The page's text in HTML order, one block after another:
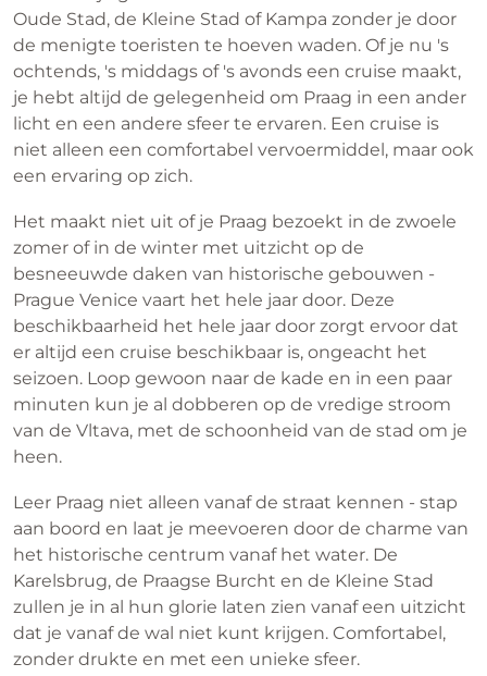
Oude Stad, de Kleine Stad of Kampa zonder je door
de menigte toeristen te hoeven waden. Of je nu 's
ochtends, 's middags of 's avonds een cruise maakt,
je hebt altijd de gelegenheid om Praag in een ander
licht en een andere sfeer te ervaren. Een cruise is
niet alleen een comfortabel vervoermiddel, maar ook
een ervaring op zich.
Het maakt niet uit of je Praag bezoekt in de zwoele
zomer of in de winter met uitzicht op de
besneeuwde daken van historische gebouwen -
Prague Venice vaart het hele jaar door. Deze
beschikbaarheid het hele jaar door zorgt ervoor dat
er altijd een cruise beschikbaar is, ongeacht het
seizoen. Loop gewoon naar de kade en in een paar
minuten kun je al dobberen op de vredige stroom
van de Vltava, met de schoonheid van de stad om je
heen.
Leer Praag niet alleen vanaf de straat kennen - stap
aan boord en laat je meevoeren door de charme van
het historische centrum vanaf het water. De
Karelsbrug, de Praagse Burcht en de Kleine Stad
zullen je in al hun glorie laten zien vanaf een uitzicht
dat je vanaf de wal niet kunt krijgen. Comfortabel,
zonder drukte en met een unieke sfeer.